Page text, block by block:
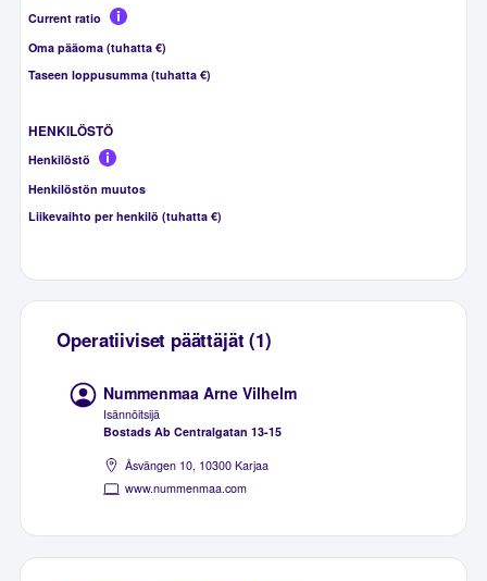
Current ratio
Oma pääoma (tuhatta €)
Taseen loppusumma (tuhatta €)
HENKILÖSTÖ
Henkilöstö
Henkilöstön muutos
Liikevaihto per henkilö (tuhatta €)
Operatiiviset päättäjät (1)
Nummenmaa Arne Vilhelm
Isännöitsijä
Bostads Ab Centralgatan 13-15
Åsvängen 10, 10300 Karjaa
www.nummenmaa.com